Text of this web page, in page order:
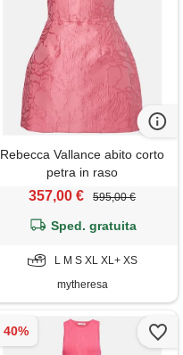
Rebecca Vallance abito corto
petra in raso
357,00 € 595,00 €
Sped. gratuita
L M S XL XL+ XS
mytheresa